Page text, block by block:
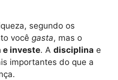
segundo os
você gasta, mas o
e investe. A disciplina e
importantes do que a